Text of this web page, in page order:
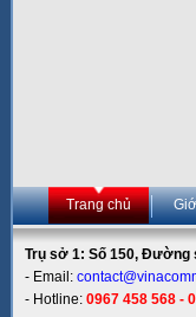
Trang chủ
Trụ sở 1: Số 150, Đường
- Email:
- Hotline: 0967 458 568 -